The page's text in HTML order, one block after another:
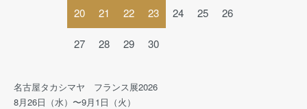
20 21 22 23 24 25 26
27 28 29 30
名古屋タカシマヤ フランス展2026
8月26日（水）〜9月1日（火）